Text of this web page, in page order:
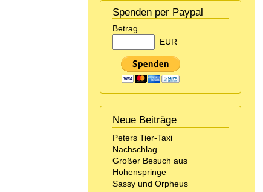
Spenden per Paypal
Betrag
EUR
Neue Beiträge
Peters Tier-Taxi
Nachschlag
Großer Besuch aus
Hohenspringe
Sassy und Orpheus